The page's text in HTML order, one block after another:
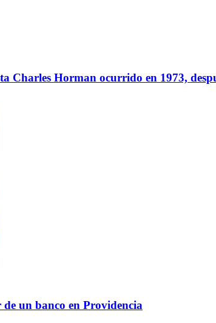
Charles Horman ocurrido en 1973,
un banco en Providencia